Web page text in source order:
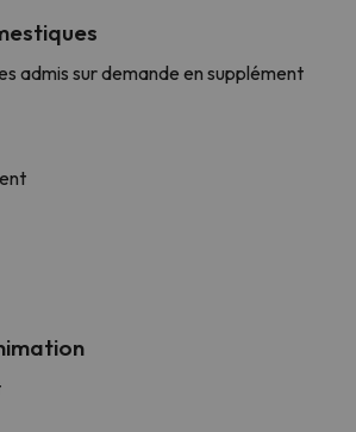
admis sur demande en supplément